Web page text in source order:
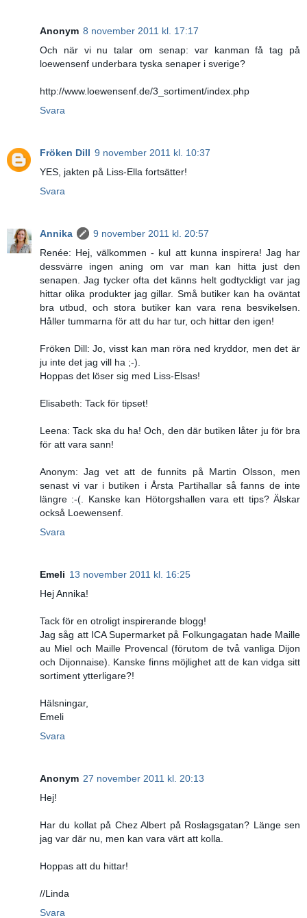
Anonym 8 november 2011 kl. 17:17
Och när vi nu talar om senap: var kanman få tag på
loewensenf underbara tyska senaper i sverige?
http://www.loewensenf.de/3_sortiment/index.php
Svara
Fröken Dill 9 november 2011 kl. 10:37
YES, jakten på Liss-Ella fortsätter!
Svara
Annika
9 november 2011 kl. 20:57
Renée: Hej, välkommen - kul att kunna inspirera! Jag har
dessvärre ingen aning om var man kan hitta just den
senapen. Jag tycker ofta det känns helt godtyckligt var jag
hittar olika produkter jag gillar. Små butiker kan ha oväntat
bra utbud, och stora butiker kan vara rena besvikelsen.
Håller tummarna för att du har tur, och hittar den igen!
Fröken Dill: Jo, visst kan man röra ned kryddor, men det är
ju inte det jag vill ha ;-).
Hoppas det löser sig med Liss-Elsas!
Elisabeth: Tack för tipset!
Leena: Tack ska du ha! Och, den där butiken låter ju för bra
för att vara sann!
Anonym: Jag vet att de funnits på Martin Olsson, men
senast vi var i butiken i Årsta Partihallar så fanns de inte
längre :-(. Kanske kan Hötorgshallen vara ett tips? Älskar
också Loewensenf.
Svara
Emeli 13 november 2011 kl. 16:25
Hej Annika!
Tack för en otroligt inspirerande blogg!
Jag såg att ICA Supermarket på Folkungagatan hade Maille
au Miel och Maille Provencal (förutom de två vanliga Dijon
och Dijonnaise). Kanske finns möjlighet att de kan vidga sitt
sortiment ytterligare?!
Hälsningar,
Emeli
Svara
Anonym 27 november 2011 kl. 20:13
Hej!
Har du kollat på Chez Albert på Roslagsgatan? Länge sen
jag var där nu, men kan vara värt att kolla.
Hoppas att du hittar!
//Linda
Svara